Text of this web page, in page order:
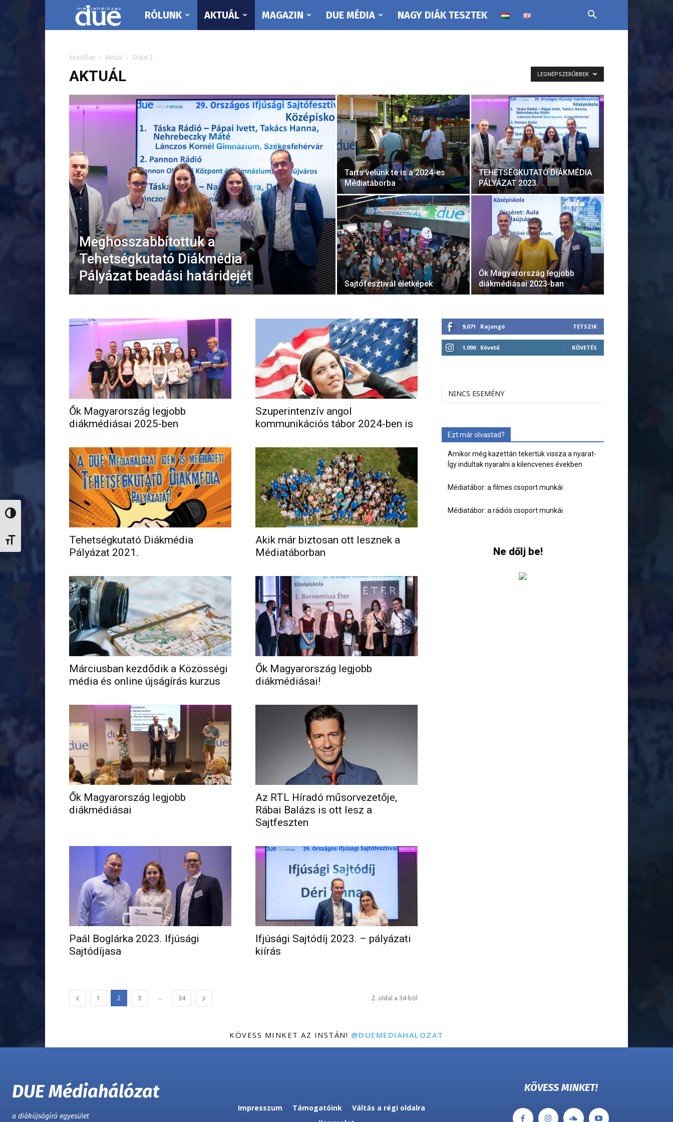
Nagy kontraszt váltása
Betűméret váltása
DUE
RÓLUNK AKTUÁL MAGAZIN DUE MÉDIA NAGY DIÁK TESZTEK
Kezdőlap Aktuál Oldal 2
AKTUÁL LEGNÉPSZERŰBBEK
Meghosszabbítottuk a
Tehetségkutató Diákmédia
Pályázat beadási határidejét
Tarts velünk te is a 2024-es
Médiatáborba
TEHETSÉGKUTATÓ DIÁKMÉDIA
PÁLYÁZAT 2023.
Sajtófesztivál életképek
Ők Magyarország legjobb
diákmédiásai 2023-ban
Ők Magyarország legjobb
diákmédiásai 2025-ben
Szuperintenzív angol
kommunikációs tábor 2024-ben is
Tehetségkutató Diákmédia
Pályázat 2021.
Akik már biztosan ott lesznek a
Médiatáborban
Márciusban kezdődik a Közösségi
média és online újságírás kurzus
Ők Magyarország legjobb
diákmédiásai!
Ők Magyarország legjobb
diákmédiásai
Az RTL Híradó műsorvezetője,
Rábai Balázs is ott lesz a
Sajtfeszten
Paál Boglárka 2023. Ifjúsági
Sajtódíjasa
Ifjúsági Sajtódíj 2023. – pályázati
kiírás
1 2 3 ... 34 2. oldal a 34-ból
9,071 Rajongó TETSZIK
1,090 Követő KÖVETÉS
NINCS ESEMÉNY
Ezt már olvastad?
Amikor még kazettán tekertük vissza a nyarat-
Így indultak nyaralni a kilencvenes években
Médiatábor: a filmes csoport munkái
Médiatábor: a rádiós csoport munkái
Ne dőlj be!
KÖVESS MINKET AZ INSTÁN! @DUEMEDIAHALOZAT
DUE Médiahálózat
a diákújságíró egyesület
Impresszum Támogatóink
Váltás a régi oldalra
KÖVESS MINKET!